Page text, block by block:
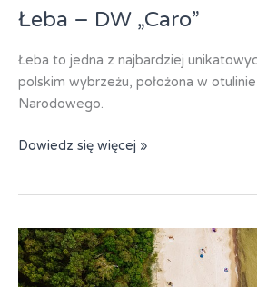
Łeba – DW „Caro”
Łeba to jedna z najbardziej
polskim wybrzeżu, położona w
Narodowego.
Łeba
Dowiedz się więcej »